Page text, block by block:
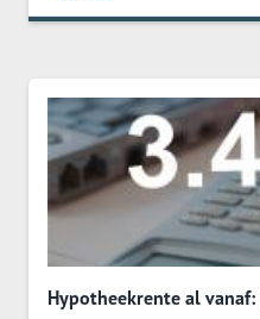
Hypotheekrente al